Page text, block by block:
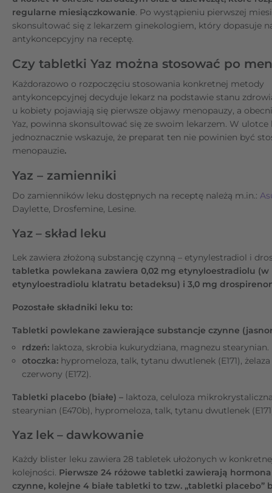
regularne miesiączkowanie. Po wystąpieniu pierwszej
skonsultować się z lekarzem ginekologiem, który dopasuje
antykoncepcyjny na receptę.
Czy tabletki Yaz można stosować po
Każdorazowo o rozpoczęciu stosowania konkretnej metody
antykoncepcyjnej decyduje lekarz na podstawie stanu
u kobiety pojawiają się pierwsze objawy menopauzy, a
Yaz, powinna skonsultować się ze swoim lekarzem. W
jednoznacznie wskazuje, że preparat ten nie powinien być
menopauzie.
Yaz – zamienniki
Do zamienników leku dostępnych na receptę należą m.in.:
Daylette, Drosfemine, Lesine.
Yaz – skład leku
Lek zawiera złożoną substancję czynną – etynylestradiol i
tabletka powlekana zawiera 0,02 mg etynyloestradiolu (w
etynyloestradiolu klatratu betadeksu) i 3,0 mg
Pozostałe składniki leku to:
Tabletki powlekane zawierające substancje czynne
rdzeń: laktoza, skrobia kukurydziana, magnezu stearynian.
otoczka: hypromeloza, talk, tytanu dwutlenek (E171),
czerwony (E172).
Tabletki placebo (białe) – laktoza, celuloza
stearynian (E470b), hypromeloza, talk, tytanu dwutlenek
Yaz lek – dawkowanie
Każdy blister leku zawiera 28 tabletek ułożonych w
kolejności. Pierwsze 24 różowe tabletki zawierają
czynne, kolejne 4 białe tabletki to tzw. „tabletki placebo”